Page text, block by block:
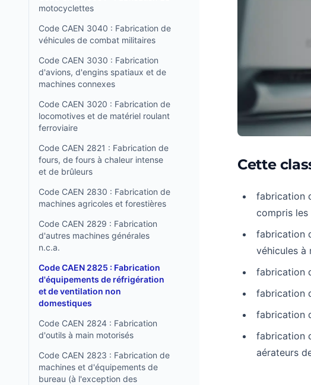
motocyclettes
Code CAEN 3040 : Fabrication de
véhicules de combat militaires
Code CAEN 3030 : Fabrication
d'avions, d'engins spatiaux et de
machines connexes
Code CAEN 3020 : Fabrication de
locomotives et de matériel roulant
ferroviaire
Code CAEN 2821 : Fabrication de
fours, de fours à chaleur intense
et de brûleurs
Code CAEN 2830 : Fabrication de
machines agricoles et forestières
Code CAEN 2829 : Fabrication
d'autres machines générales
n.c.a.
Code CAEN 2825 : Fabrication
d'équipements de réfrigération
et de ventilation non
domestiques
Code CAEN 2824 : Fabrication
d'outils à main motorisés
Code CAEN 2823 : Fabrication de
machines et d'équipements de
bureau (à l'exception des
Cette
fabrication
compris les
fabrication
véhicules à
fabrication
fabrication
fabrication
fabrication
aérateurs